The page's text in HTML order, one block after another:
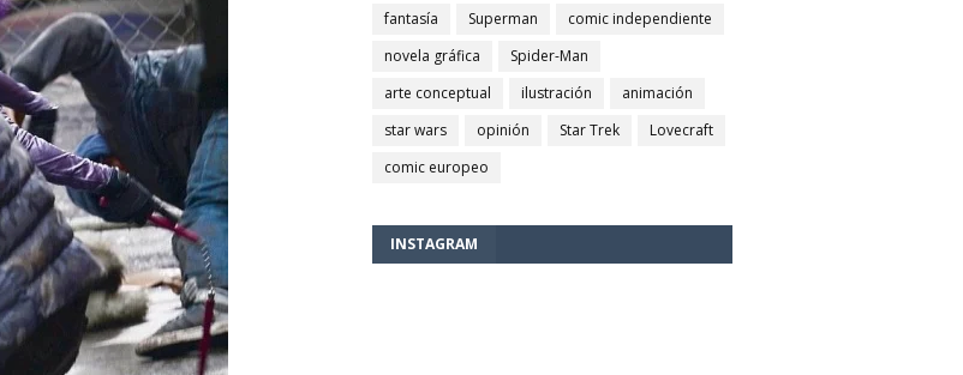
fantasía
Superman
comic independiente
novela gráfica
Spider-Man
arte conceptual
ilustración
animación
star wars
opinión Star Trek
Lovecraft
comic europeo
INSTAGRAM